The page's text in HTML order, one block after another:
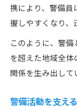
携により、警備
握しやすくなり、
このように、警
を超えた地域全
関係を生み出して
警備活動を支え